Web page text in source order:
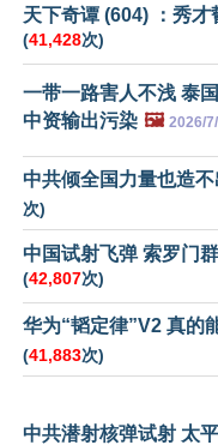
天下奇谭 (604) ：秀
(41,428次)
一带一路害人不浅 泰
中资输出污染 🖼️ 2026/
中共倾全国力量也造
次)
中国试射飞弹 索罗门
(42,807次)
华为“韬定律”V2 真的
(41,883次)
中共潜射核弹试射 太